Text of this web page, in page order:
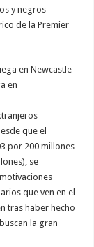
y negros
de la Premier
en
que el
por 200 millones
se
que ven en el
tras haber hecho
la gran